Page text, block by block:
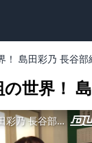
！ 島田彩乃 長谷部
世界！